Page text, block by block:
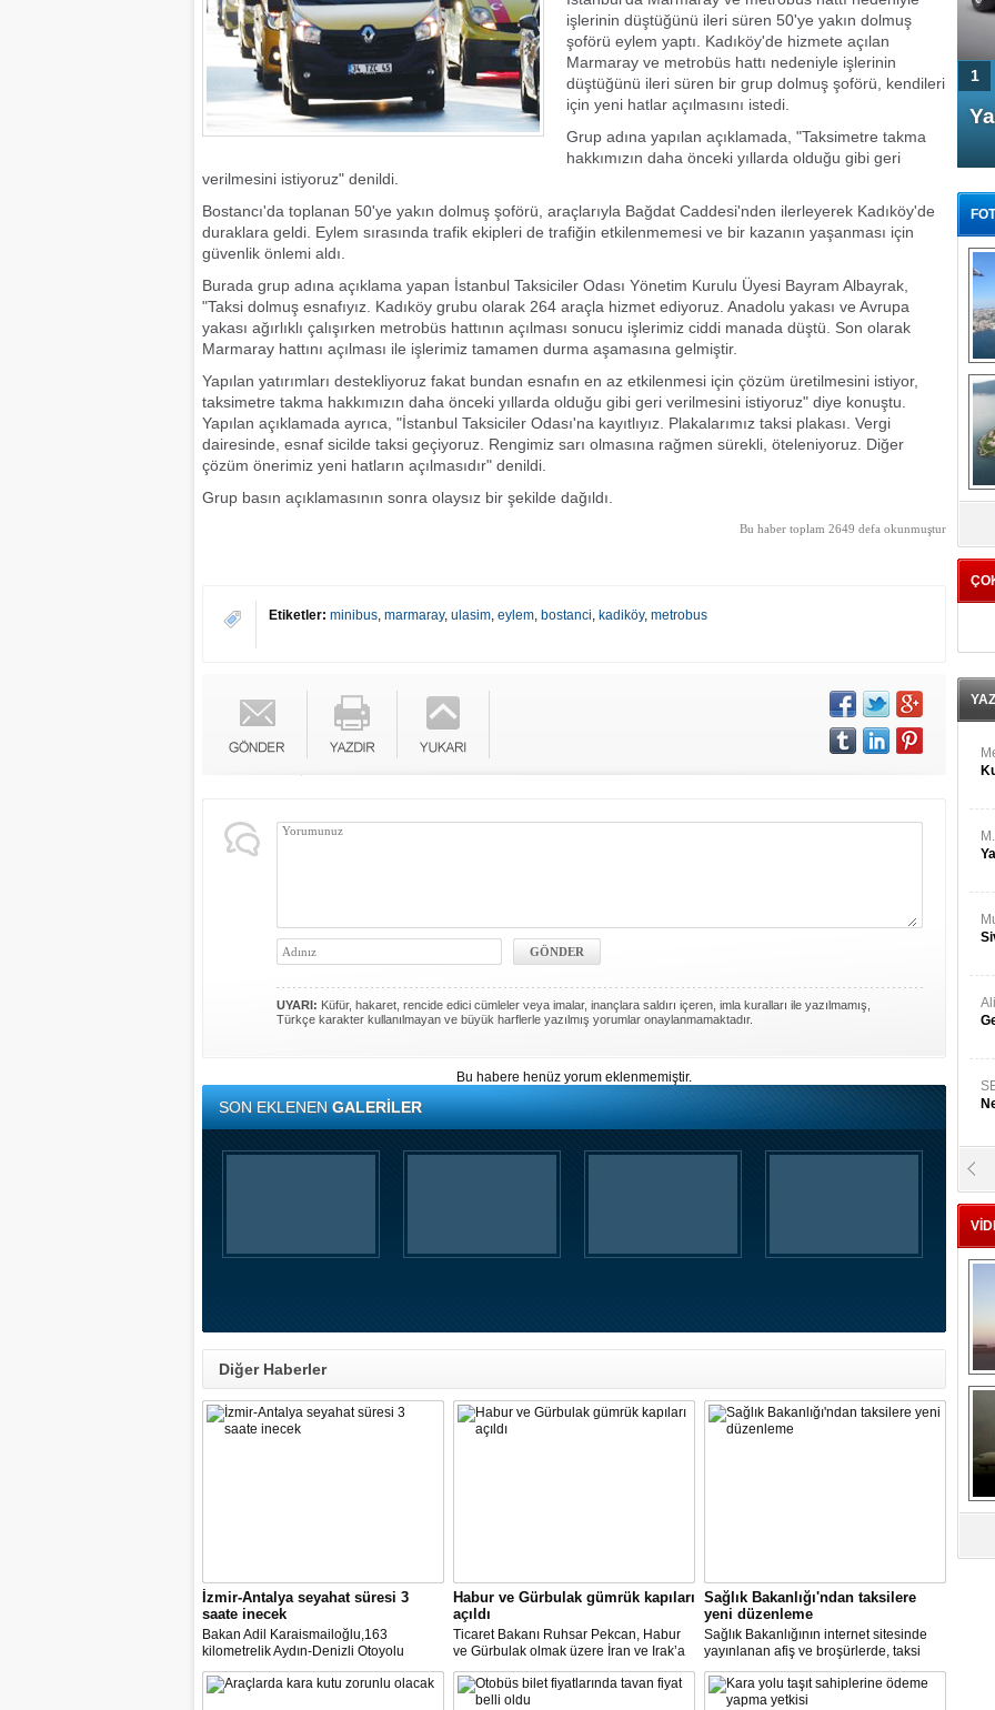
işlerinin düştüğünü ileri süren 50'ye yakın dolmuş
şoförü eylem yaptı. Kadıköy'de hizmete açılan
Marmaray ve metrobüs hattı nedeniyle işlerinin
düştüğünü ileri süren bir grup dolmuş şoförü, kendileri
için yeni hatlar açılmasını istedi.
Grup adına yapılan açıklamada, "Taksimetre takma
hakkımızın daha önceki yıllarda olduğu gibi geri
verilmesini istiyoruz" denildi.
Bostancı'da toplanan 50'ye yakın dolmuş şoförü, araçlarıyla Bağdat Caddesi'nden ilerleyerek Kadıköy'de
duraklara geldi. Eylem sırasında trafik ekipleri de trafiğin etkilenmemesi ve bir kazanın yaşanması için
güvenlik önlemi aldı.
Burada grup adına açıklama yapan İstanbul Taksiciler Odası Yönetim Kurulu Üyesi Bayram Albayrak,
"Taksi dolmuş esnafıyız. Kadıköy grubu olarak 264 araçla hizmet ediyoruz. Anadolu yakası ve Avrupa
yakası ağırlıklı çalışırken metrobüs hattının açılması sonucu işlerimiz ciddi manada düştü. Son olarak
Marmaray hattını açılması ile işlerimiz tamamen durma aşamasına gelmiştir.
Yapılan yatırımları destekliyoruz fakat bundan esnafın en az etkilenmesi için çözüm üretilmesini istiyor,
taksimetre takma hakkımızın daha önceki yıllarda olduğu gibi geri verilmesini istiyoruz" diye konuştu.
Yapılan açıklamada ayrıca, "İstanbul Taksiciler Odası'na kayıtlıyız. Plakalarımız taksi plakası. Vergi
dairesinde, esnaf sicilde taksi geçiyoruz. Rengimiz sarı olmasına rağmen sürekli, öteleniyoruz. Diğer
çözüm önerimiz yeni hatların açılmasıdır" denildi.
Grup basın açıklamasının sonra olaysız bir şekilde dağıldı.
Bu haber toplam 2649 defa okunmuştur
Etiketler: minibus, marmaray, ulasim, eylem, bostanci, kadiköy, metrobus
UYARI: Küfür, hakaret, rencide edici cümleler veya imalar, inançlara saldırı içeren, imla kuralları ile yazılmamış,
Türkçe karakter kullanılmayan ve büyük harflerle yazılmış yorumlar onaylanmamaktadır.
Bu habere henüz yorum eklenmemiştir.
SON EKLENENGALERİLER
Diğer Haberler
İzmir-Antalya seyahat süresi 3
saate inecek
Bakan Adil Karaismailoğlu,163
kilometrelik Aydın-Denizli Otoyolu
ayağının ihalesine 11 Haziran'da
çıkılacağını belirterek, "İzmir ile Antalya
Habur ve Gürbulak gümrük kapıları
açıldı
Ticaret Bakanı Ruhsar Pekcan, Habur
ve Gürbulak olmak üzere İran ve Irak’a
açılan gümrük kapılarının uluslararası
yük taşımacılığına yeniden açıldığını
duyurdu.
Sağlık Bakanlığı'ndan taksilere
yeni düzenleme
Sağlık Bakanlığının internet sitesinde
yayınlanan afiş ve broşürlerde, taksi
duraklarında uygulanması gereken
hijyen önlemleri ile şoför ve müşterilere
yönelik uyarılar yer aldı.
4 Kapılı AMG GT Coupe
Türkiye'de satışa çıktı
1